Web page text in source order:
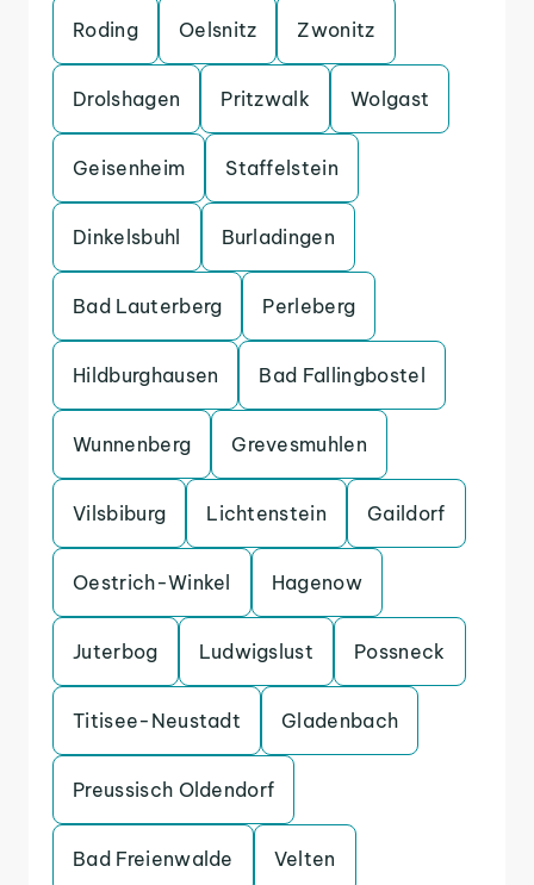
Roding Oelsnitz Zwonitz
Drolshagen Pritzwalk Wolgast
Geisenheim Staffelstein
Dinkelsbuhl Burladingen
Bad Lauterberg Perleberg
Hildburghausen Bad Fallingbostel
Wunnenberg Grevesmuhlen
Vilsbiburg Lichtenstein Gaildorf
Oestrich-Winkel Hagenow
Juterbog Ludwigslust Possneck
Titisee-Neustadt Gladenbach
Preussisch Oldendorf
Bad Freienwalde Velten